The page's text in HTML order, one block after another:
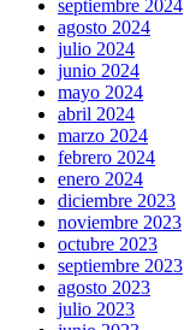
septiembre 2024
agosto 2024
julio 2024
junio 2024
mayo 2024
abril 2024
marzo 2024
febrero 2024
enero 2024
diciembre 2023
noviembre 2023
octubre 2023
septiembre 2023
agosto 2023
julio 2023